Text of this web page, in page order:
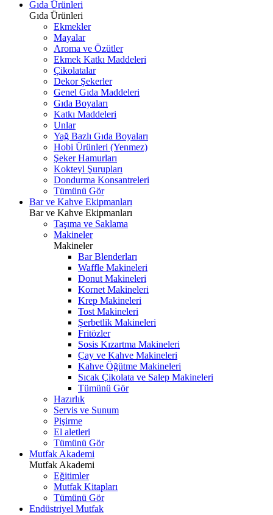
Gıda Ürünleri
Gıda Ürünleri
Ekmekler
Mayalar
Aroma ve Özütler
Ekmek Katkı Maddeleri
Çikolatalar
Dekor Şekerler
Genel Gıda Maddeleri
Gıda Boyaları
Katkı Maddeleri
Unlar
Yağ Bazlı Gıda Boyaları
Hobi Ürünleri (Yenmez)
Şeker Hamurları
Kokteyl Şurupları
Dondurma Konsantreleri
Tümünü Gör
Bar ve Kahve Ekipmanları
Bar ve Kahve Ekipmanları
Taşıma ve Saklama
Makineler
Makineler
Bar Blenderları
Waffle Makineleri
Donut Makineleri
Kornet Makineleri
Krep Makineleri
Tost Makineleri
Şerbetlik Makineleri
Fritözler
Sosis Kızartma Makineleri
Çay ve Kahve Makineleri
Kahve Öğütme Makineleri
Sıcak Çikolata ve Salep Makineleri
Tümünü Gör
Hazırlık
Servis ve Sunum
Pişirme
El aletleri
Tümünü Gör
Mutfak Akademi
Mutfak Akademi
Eğitimler
Mutfak Kitapları
Tümünü Gör
Endüstriyel Mutfak